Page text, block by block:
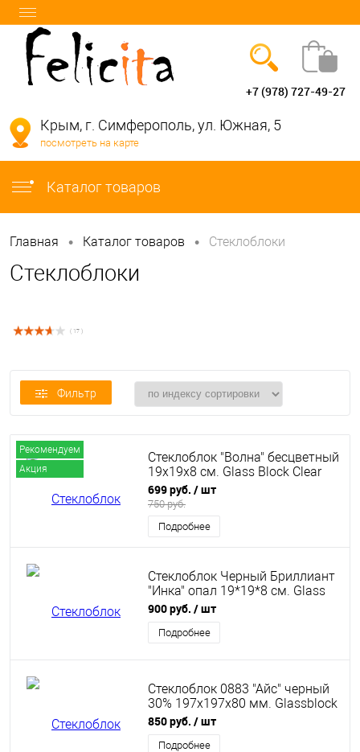
info@felicita-crimea.ru
+7 (978) 727-49-27
Крым, г. Симферополь, ул. Южная, 5
посмотреть на карте
Каталог товаров
Главная • Каталог товаров • Стеклоблоки
Стеклоблоки
( 17 )
Фильтр
Рекомендуем
Акция
Стеклоблок "Волна" бесцветный
19х19х8 см. Glass Block Clear
1919/8 Wave
699 руб. / шт
750 руб.
Подробнее
Стеклоблок Черный Бриллиант
"Инка" опал 19*19*8 см. Glass
Block Black Diamond Opal
1919/8 Inca
900 руб. / шт
Подробнее
Стеклоблок 0883 "Айс" черный
30% 197х197х80 мм. Glassblock
0883 Icy Black
850 руб. / шт
Подробнее